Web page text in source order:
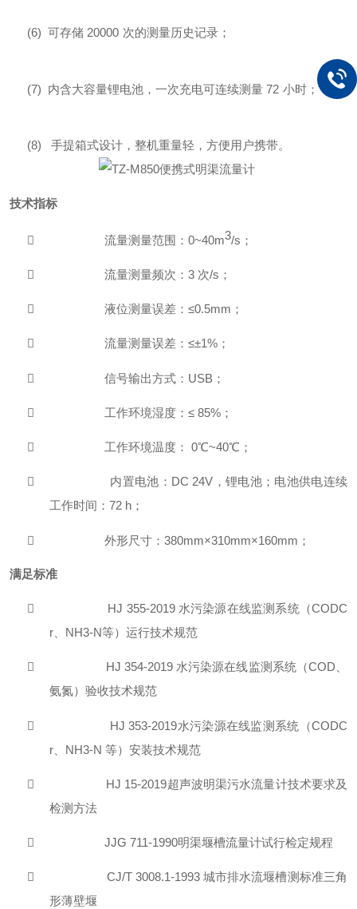
(6) 可存储 20000 次的测量历史记录；
(7) 内含大容量锂电池，一次充电可连续测量 72 小时；
(8) 手提箱式设计，整机重量轻，方便用户携带。
技术指标
 流量测量范围：0~40m3/s ；
 流量测量频次：3 次/s ；
 液位测量误差 ：≤0.5mm ；
 流量测量误差 ：≤±1% ；
 信号输出方式： USB ；
 工作环境湿度 ：≤ 85% ；
 工作环境温度： 0℃~40℃ ；
 内置电池： DC 24V ，锂电池；电池供电连续
工作时间：72 h ；
 外形尺寸：380mm×310mm×160mm ；
满足标准
 HJ 355-2019 水污染源在线监测系统（CODC
r
NH3-N等）运行技术规范
 HJ 354-2019 水污染源在线监测系统（COD、
氨氮）验收技术规范
 HJ 353-2019水污染源在线监测系统 （CODC
r
NH3-N 等）安装技术规范
 HJ 15-2019超声波明渠污水流量计技术要求及
检测方法
 JJG 711-1990明渠堰槽流量计试行检定规程
 CJ/T 3008.1-1993 城市排水流堰槽测标准三角
形薄壁堰